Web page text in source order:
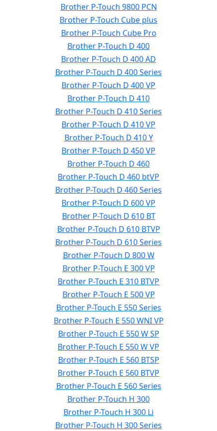
Brother P-Touch 9800 PCN
Brother P-Touch Cube plus
Brother P-Touch Cube Pro
Brother P-Touch D 400
Brother P-Touch D 400 AD
Brother P-Touch D 400 Series
Brother P-Touch D 400 VP
Brother P-Touch D 410
Brother P-Touch D 410 Series
Brother P-Touch D 410 VP
Brother P-Touch D 410 Y
Brother P-Touch D 450 VP
Brother P-Touch D 460
Brother P-Touch D 460 btVP
Brother P-Touch D 460 Series
Brother P-Touch D 600 VP
Brother P-Touch D 610 BT
Brother P-Touch D 610 BTVP
Brother P-Touch D 610 Series
Brother P-Touch D 800 W
Brother P-Touch E 300 VP
Brother P-Touch E 310 BTVP
Brother P-Touch E 500 VP
Brother P-Touch E 550 Series
Brother P-Touch E 550 WNI VP
Brother P-Touch E 550 W SP
Brother P-Touch E 550 W VP
Brother P-Touch E 560 BTSP
Brother P-Touch E 560 BTVP
Brother P-Touch E 560 Series
Brother P-Touch H 300
Brother P-Touch H 300 Li
Brother P-Touch H 300 Series